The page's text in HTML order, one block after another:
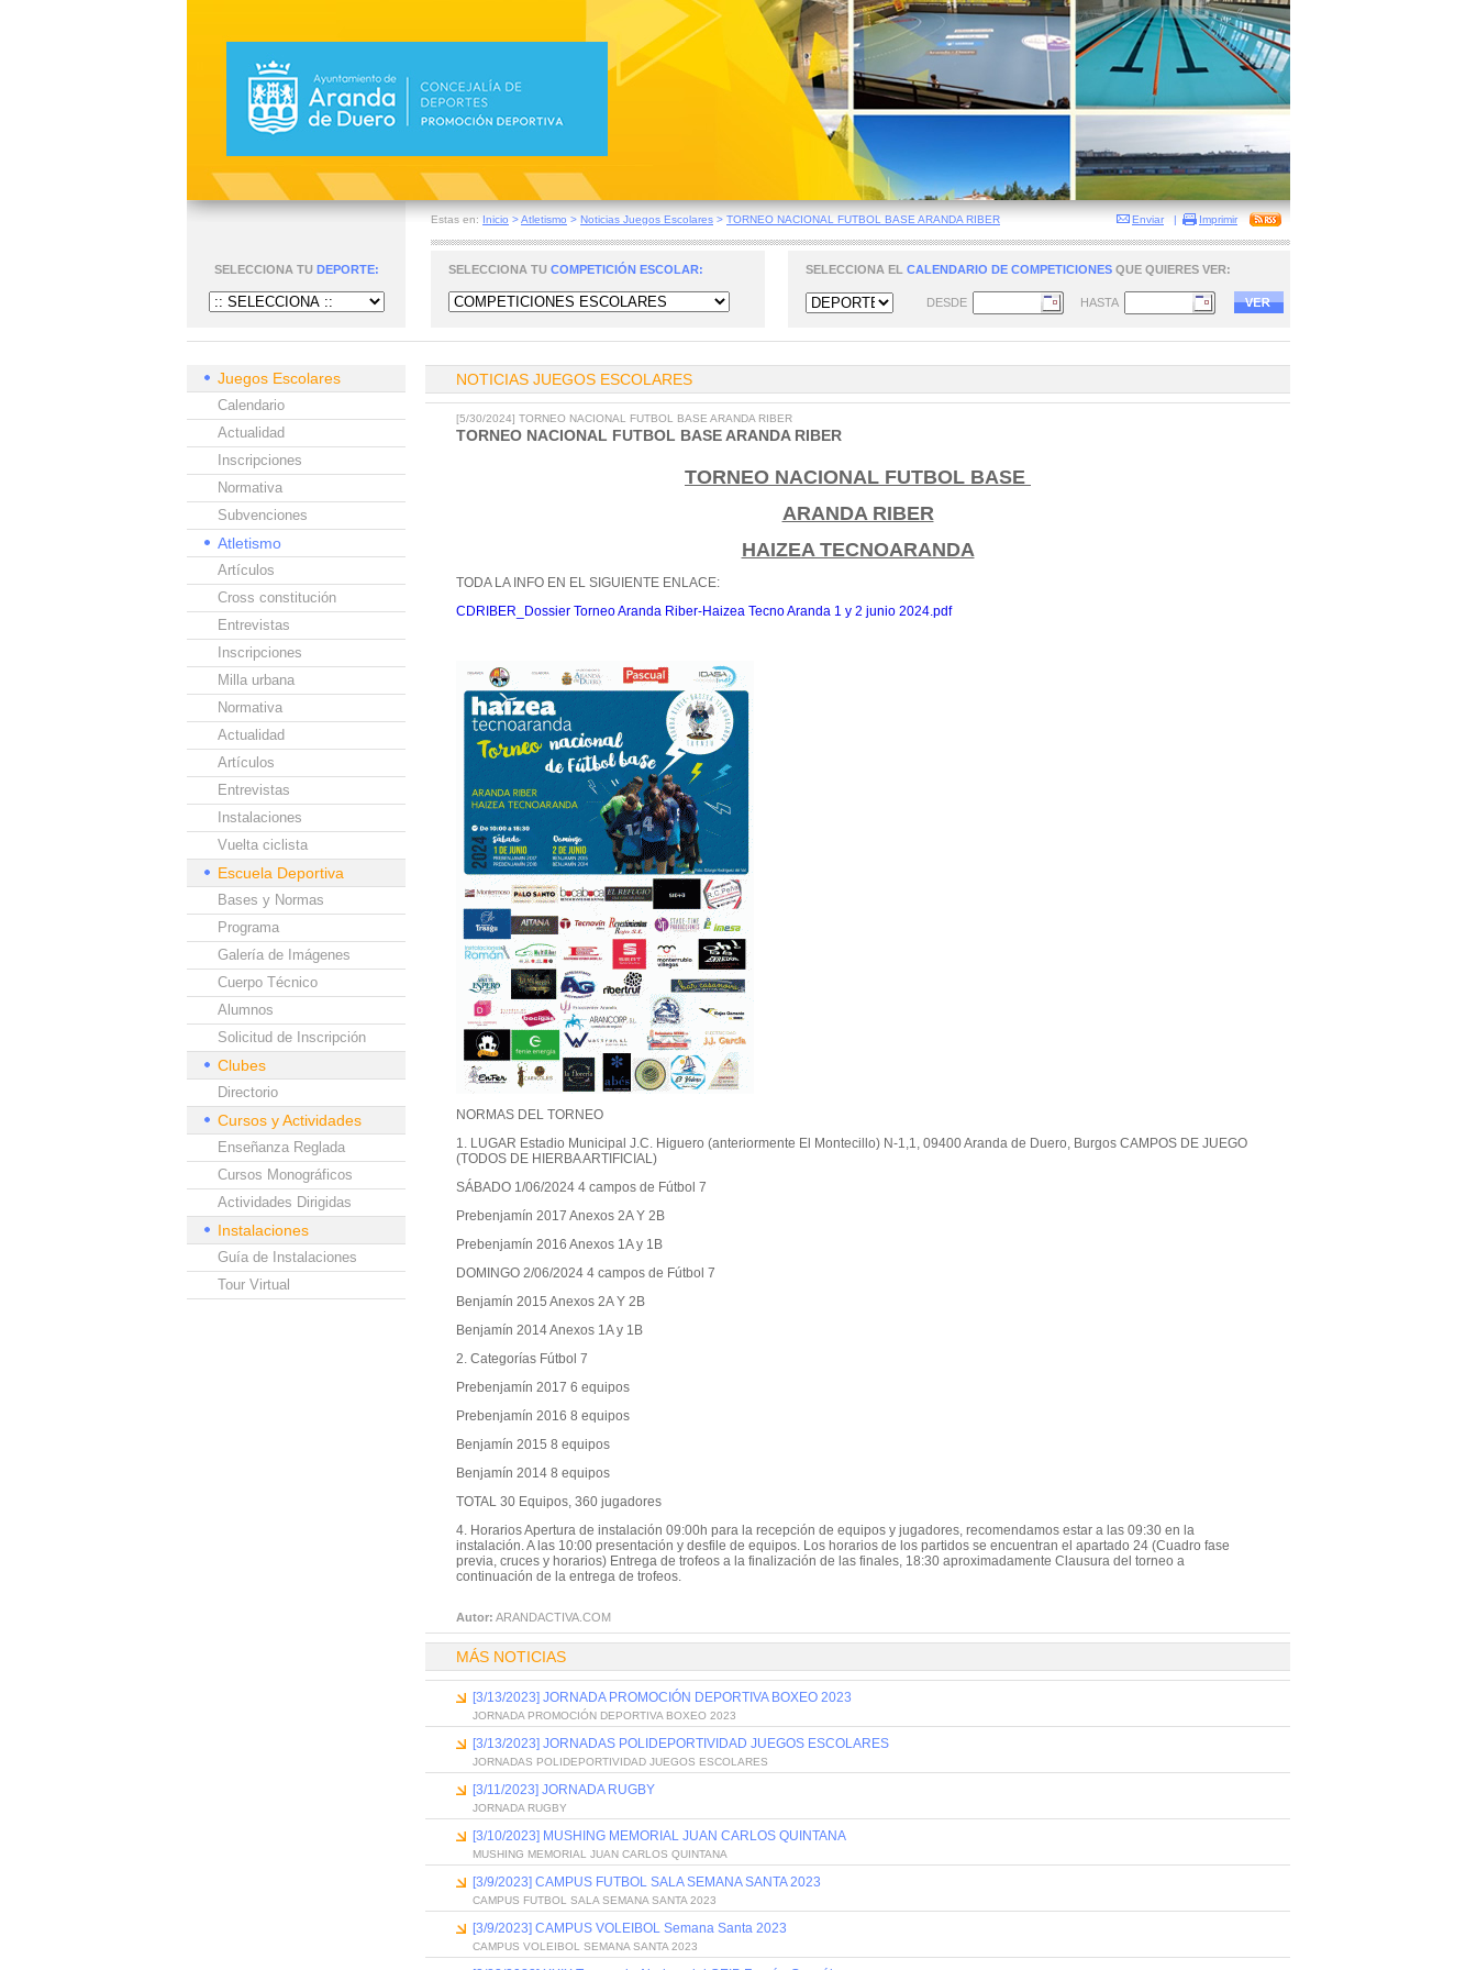
Estas en: Inicio >Atletismo > Noticias Juegos Escolares > TORNEO NACIONAL FUTBOL BASE ARANDA RIBER Enviar | Imprimir
SELECCIONA TU DEPORTE: SELECCIONA TU COMPETICIÓN ESCOLAR: SELECCIONA EL CALENDARIO DE COMPETICIONES QUE QUIERES VER:
DESDE HASTA
Juegos Escolares
Calendario
Actualidad
Inscripciones
Normativa
Subvenciones
Atletismo
Artículos
Cross constitución
Entrevistas
Inscripciones
Milla urbana
Normativa
Actualidad
Artículos
Entrevistas
Instalaciones
Vuelta ciclista
Escuela Deportiva
Bases y Normas
Programa
Galería de Imágenes
Cuerpo Técnico
Alumnos
Solicitud de Inscripción
Clubes
Directorio
Cursos y Actividades
Enseñanza Reglada
Cursos Monográficos
Actividades Dirigidas
Instalaciones
Guía de Instalaciones
Tour Virtual
NOTICIAS JUEGOS ESCOLARES
[5/30/2024] TORNEO NACIONAL FUTBOL BASE ARANDA RIBER
TORNEO NACIONAL FUTBOL BASE ARANDA RIBER
TORNEO NACIONAL FUTBOL BASE
ARANDA RIBER
HAIZEA TECNOARANDA
TODA LA INFO EN EL SIGUIENTE ENLACE:
CDRIBER_Dossier Torneo Aranda Riber-Haizea Tecno Aranda 1 y 2 junio 2024.pdf
NORMAS DEL TORNEO
1. LUGAR Estadio Municipal J.C. Higuero (anteriormente El Montecillo) N-1,1, 09400 Aranda de Duero, Burgos CAMPOS DE JUEGO
(TODOS DE HIERBA ARTIFICIAL)
SÁBADO 1/06/2024 4 campos de Fútbol 7
Prebenjamín 2017 Anexos 2A Y 2B
Prebenjamín 2016 Anexos 1A y 1B
DOMINGO 2/06/2024 4 campos de Fútbol 7
Benjamín 2015 Anexos 2A Y 2B
Benjamín 2014 Anexos 1A y 1B
2. Categorías Fútbol 7
Prebenjamín 2017 6 equipos
Prebenjamín 2016 8 equipos
Benjamín 2015 8 equipos
Benjamín 2014 8 equipos
TOTAL 30 Equipos, 360 jugadores
4. Horarios Apertura de instalación 09:00h para la recepción de equipos y jugadores, recomendamos estar a las 09:30 en la
instalación. A las 10:00 presentación y desfile de equipos. Los horarios de los partidos se encuentran el apartado 24 (Cuadro fase
previa, cruces y horarios) Entrega de trofeos a la finalización de las finales, 18:30 aproximadamente Clausura del torneo a
continuación de la entrega de trofeos.
Autor: ARANDACTIVA.COM
MÁS NOTICIAS
[3/13/2023] JORNADA PROMOCIÓN DEPORTIVA BOXEO 2023
JORNADA PROMOCIÓN DEPORTIVA BOXEO 2023
[3/13/2023] JORNADAS POLIDEPORTIVIDAD JUEGOS ESCOLARES
JORNADAS POLIDEPORTIVIDAD JUEGOS ESCOLARES
[3/11/2023] JORNADA RUGBY
JORNADA RUGBY
[3/10/2023] MUSHING MEMORIAL JUAN CARLOS QUINTANA
MUSHING MEMORIAL JUAN CARLOS QUINTANA
[3/9/2023] CAMPUS FUTBOL SALA SEMANA SANTA 2023
CAMPUS FUTBOL SALA SEMANA SANTA 2023
[3/9/2023] CAMPUS VOLEIBOL Semana Santa 2023
CAMPUS VOLEIBOL SEMANA SANTA 2023